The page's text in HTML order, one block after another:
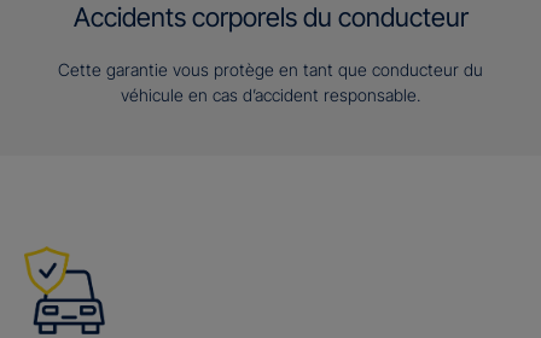
Accidents corporels du conducteur
Cette garantie vous protège en tant que conducteur du
véhicule en cas d’accident responsable.